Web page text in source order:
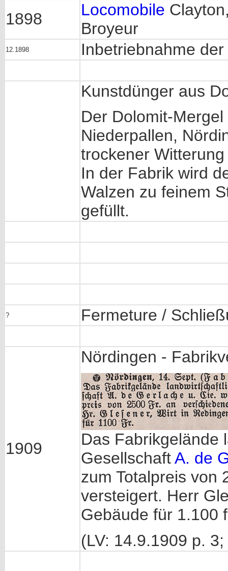
1898
Locomobile
Broyeur
12.1898 Inbetriebnahme
Kunstdünger aus
Der Dolomit-
Niederpallen,
trockener
In der Fabrik wird
Walzen zu feinem
gefüllt.
? Fermeture /
1909
Nördingen -
Das Fabrikgelände
GesellschaftA. de
zum Totalpreis von
versteigert. Herr
Gebäude für 1.100
(LV: 14.9.1909 p.